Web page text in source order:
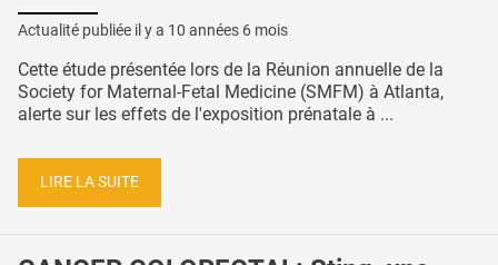
Actualité publiée il y a 10 années 6 mois
Cette étude présentée lors de la Réunion annuelle de la
Society for Maternal-Fetal Medicine (SMFM) à Atlanta,
alerte sur les effets de l'exposition prénatale à ...
LIRE LA SUITE